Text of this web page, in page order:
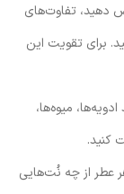
دهید، تفاوت‌های
برای تقویت این
میوه‌ها،
کنید.
عطر از چه نُت‌هایی